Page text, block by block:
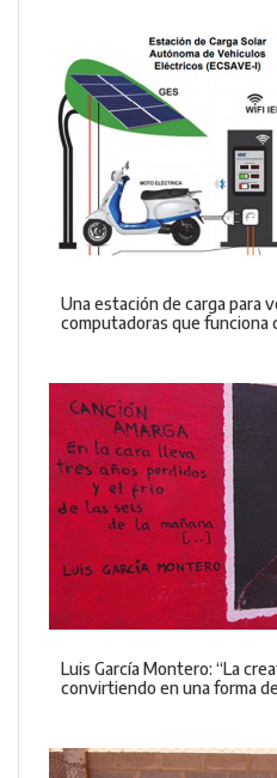
Una estación de carga para
computadoras que funciona
Luis García Montero: “La
convirtiendo en una forma